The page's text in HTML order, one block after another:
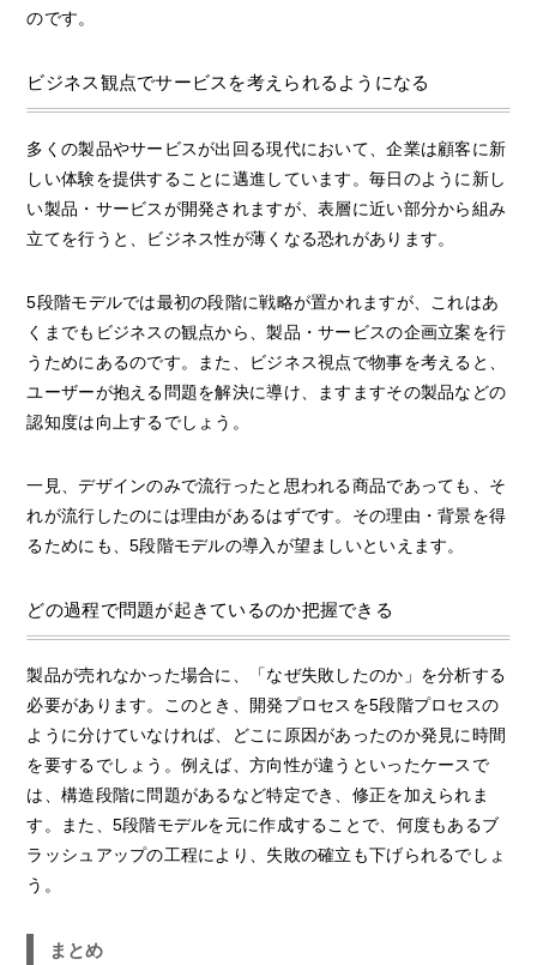
のです。
ビジネス観点でサービスを考えられるようになる
多くの製品やサービスが出回る現代において、企業は顧客に新
しい体験を提供することに邁進しています。毎日のように新し
い製品・サービスが開発されますが、表層に近い部分から組み
立てを行うと、ビジネス性が薄くなる恐れがあります。
5段階モデルでは最初の段階に戦略が置かれますが、これはあ
くまでもビジネスの観点から、製品・サービスの企画立案を行
うためにあるのです。また、ビジネス視点で物事を考えると、
ユーザーが抱える問題を解決に導け、ますますその製品などの
認知度は向上するでしょう。
一見、デザインのみで流行ったと思われる商品であっても、そ
れが流行したのには理由があるはずです。その理由・背景を得
るためにも、5段階モデルの導入が望ましいといえます。
どの過程で問題が起きているのか把握できる
製品が売れなかった場合に、「なぜ失敗したのか」を分析する
必要があります。このとき、開発プロセスを5段階プロセスの
ように分けていなければ、どこに原因があったのか発見に時間
を要するでしょう。例えば、方向性が違うといったケースで
は、構造段階に問題があるなど特定でき、修正を加えられま
す。また、5段階モデルを元に作成することで、何度もあるブ
ラッシュアップの工程により、失敗の確立も下げられるでしょ
う。
まとめ